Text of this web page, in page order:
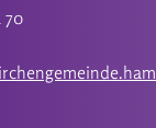
70